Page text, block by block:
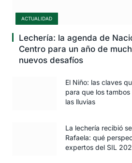
ACTUALIDAD
Lechería: la agenda de
Centro para un año de
nuevos desafíos
El Niño: las claves
para que los
las lluvias
La lechería recibió
Rafaela: qué
expertos del SIL